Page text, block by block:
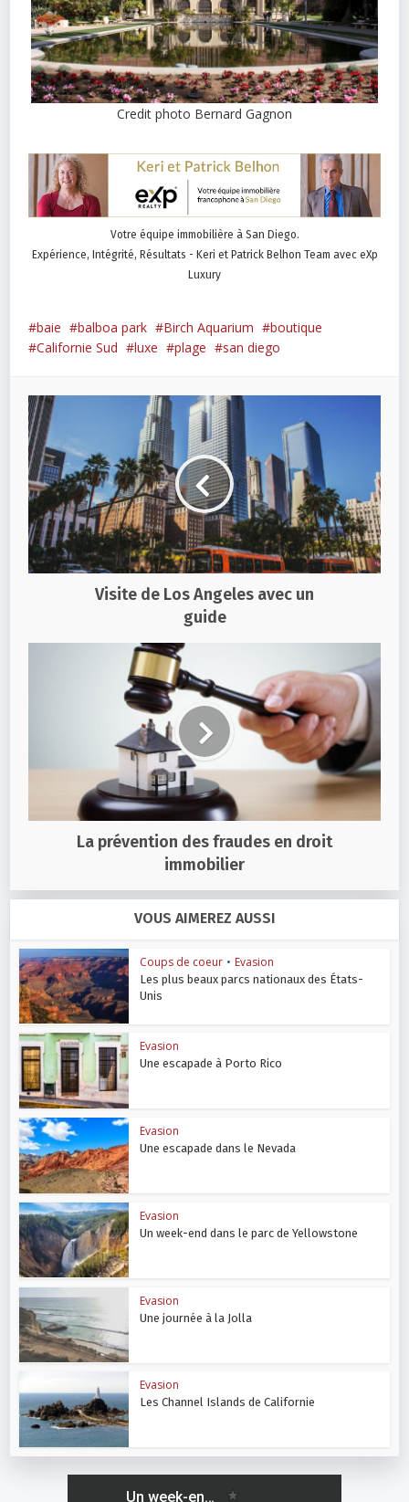
Credit photo Bernard Gagnon
Votre équipe immobilière à San Diego.
Expérience, Intégrité, Résultats - Keri et Patrick Belhon Team avec eXp
Luxury
baie balboa park Birch Aquarium
boutique
Californie Sud
luxe plage san diego
Visite de Los Angeles avec un
guide
La prévention des fraudes en droit
immobilier
VOUS AIMEREZ AUSSI
Coups de coeur • Evasion
Les plus beaux parcs nationaux des États-
Unis
Evasion
Une escapade à Porto Rico
Evasion
Une escapade dans le Nevada
Evasion
Un week-end dans le parc de Yellowstone
Evasion
Une journée à la Jolla
Evasion
Les Channel Islands de Californie